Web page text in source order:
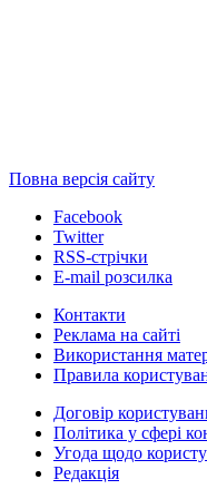
Повна версія сайту
Facebook
Twitter
RSS-стрічки
E-mail розсилка
Контакти
Реклама на сайті
Використання
Правила
Договір
Політика у сфері
Угода щодо
Редакція